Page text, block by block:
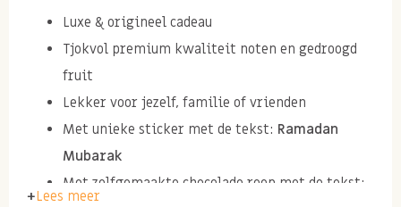
Luxe & origineel cadeau
Tjokvol premium kwaliteit noten en gedroogd
fruit
Lekker voor jezelf, familie of vrienden
Met unieke sticker met de tekst: Ramadan
Mubarak
Met zelfgemaakte chocolade reep met de tekst:
Lees meer